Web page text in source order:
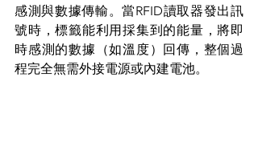
感測與數據傳輸。當RFID讀取器發出訊
號時，標籤能利用採集到的能量，將即
時感測的數據（如溫度）回傳，整個過
程完全無需外接電源或內建電池。